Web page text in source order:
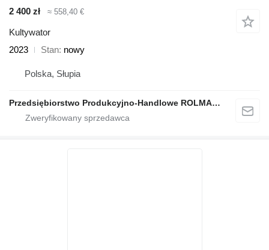
2 400 zł
≈ 558,40 €
Kultywator
2023
Stan nowy
Polska, Słupia
Przedsiębiorstwo Produkcyjno-Handlowe ROLMAPOL Marcin Dziekan